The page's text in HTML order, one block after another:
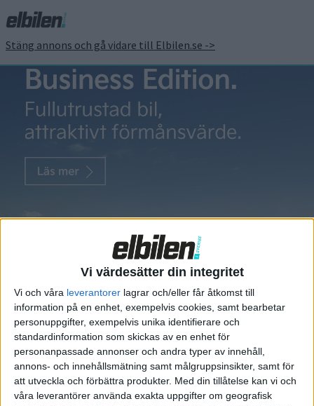
Vi värdesätter din integritet
Vi och våra leverantorer lagrar och/eller får åtkomst till
information på en enhet, exempelvis cookies, samt bearbetar
personuppgifter, exempelvis unika identifierare och
standardinformation som skickas av en enhet för
personanpassade annonser och andra typer av innehåll,
annons- och innehållsmätning samt målgruppsinsikter, samt för
att utveckla och förbättra produkter. Med din tillåtelse kan vi och
våra leverantörer använda exakta uppgifter om geografisk
Stäng annons och gå vidare till Elbilen.se ->
Staria
Nio säten och
snabb laddning
– Hyundai visar
Staria Electric
teaserbild och lovat att de
under bilsalongen i Bryssel
skulle visa sin ”största elbil
hittills”. Något som fick
spekulationerna att dra i gång
om att en eldriven version av
minibussen Staria är på gång.